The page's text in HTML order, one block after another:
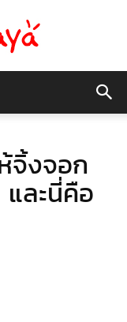
จิ้งจอก
ละนี่คือ